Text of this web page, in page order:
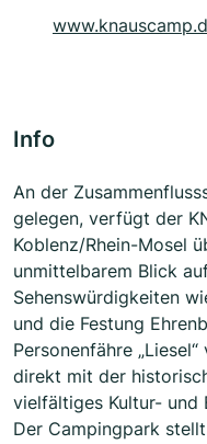
Info
An der
gelegen, verfügt der
Koblenz/Rhein-Mosel
unmittelbarem Blick
Sehenswürdigkeiten
und die Festung
Personenfähre
direkt mit der
vielfältiges Kultur- und
Der Campingpark